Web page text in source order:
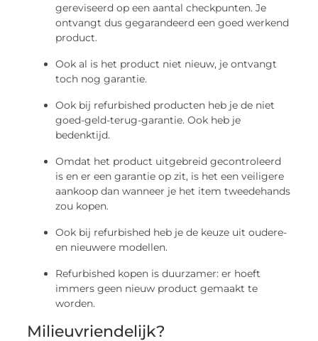
gereviseerd op een aantal checkpunten. Je
ontvangt dus gegarandeerd een goed werkend
product.
Ook al is het product niet nieuw, je ontvangt
toch nog garantie.
Ook bij refurbished producten heb je de niet
goed-geld-terug-garantie. Ook heb je
bedenktijd.
Omdat het product uitgebreid gecontroleerd
is en er een garantie op zit, is het een veiligere
aankoop dan wanneer je het item tweedehands
zou kopen.
Ook bij refurbished heb je de keuze uit oudere-
en nieuwere modellen.
Refurbished kopen is duurzamer: er hoeft
immers geen nieuw product gemaakt te
worden.
Milieuvriendelijk?